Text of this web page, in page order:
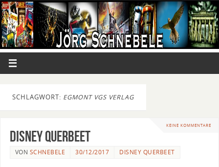
SCHLAGWORT: EGMONT VGS VERLAG
KEINE KOMMENTARE
Disney Querbeet
VON SCHNEBELE 30/12/2017 DISNEY QUERBEET